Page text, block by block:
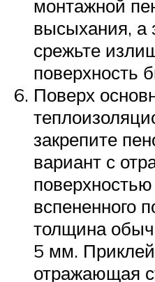
монтажной
высыхания, а
срежьте
поверхность
Поверх
закрепите
вариант с
вспененного
толщина
5 мм.
отражающая